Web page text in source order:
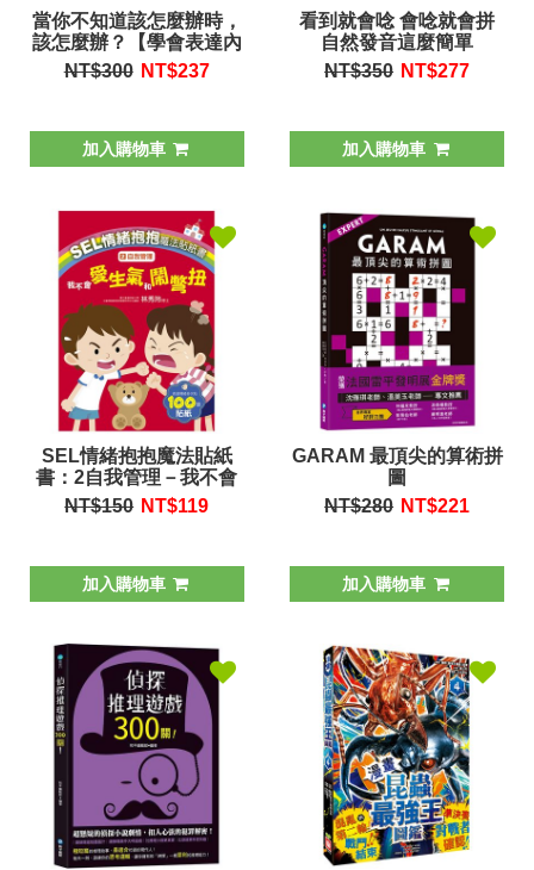
當你不知道該怎麼辦時，
該怎麼辦？【學會表達內
心的感受】
NT$300 NT$237
加入購物車
看到就會唸 會唸就會拼
自然發音這麼簡單
NT$350 NT$277
加入購物車
SEL情緒抱抱魔法貼紙
書：2自我管理－我不會
愛生氣和鬧彆扭
NT$150 NT$119
加入購物車
GARAM 最頂尖的算術拼
圖
NT$280 NT$221
加入購物車